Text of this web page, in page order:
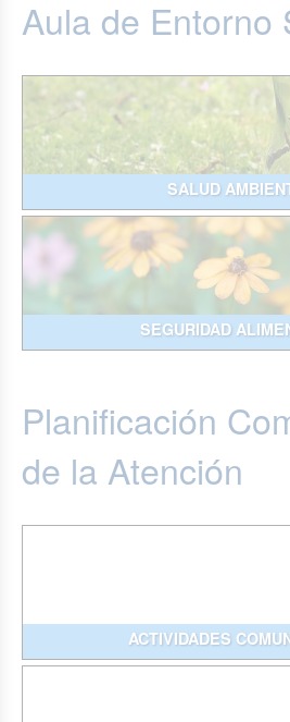
Aula de Entorno
SALUD
SEGURIDAD
Planificación
de la Atención
ACTIVIDADES